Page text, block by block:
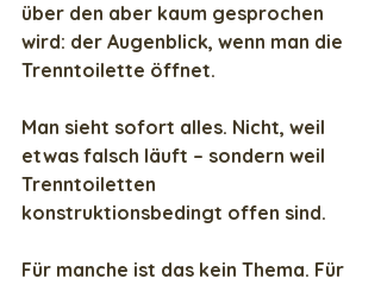
über den aber kaum gesprochen
wird: der Augenblick, wenn man die
Trenntoilette öffnet.
Man sieht sofort alles. Nicht, weil
etwas falsch läuft – sondern weil
Trenntoiletten
konstruktionsbedingt offen sind.
Für manche ist das kein Thema. Für